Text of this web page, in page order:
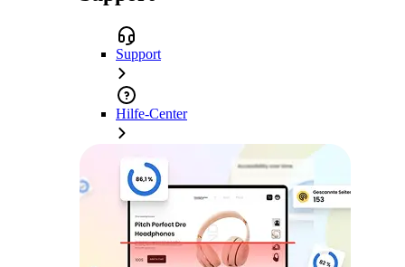
Support
Hilfe-Center